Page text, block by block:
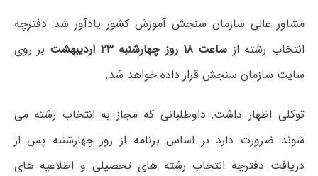
مشاور عالی سازمان سنجش آموزش کشور یادآور شد: دفترچه
انتخاب رشته از ساعت ۱۸ روز چهارشنبه ۲۳ اردیبهشت
بر روی
سایت سازمان سنجش قرار داده خواهد شد.
توکلی اظهار داشت: داوطلبانی که مجاز به انتخاب رشته می
شوند ضرورت دارد بر اساس برنامه از روز چهارشنبه پس از
دریافت دفترچه انتخاب رشته های تحصیلی و اطلاعیه های